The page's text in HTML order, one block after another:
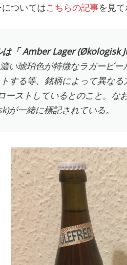
ついてはこちらの記事を見
は「 Amber Lager (Økologisk
い琥珀色が特徴なラガービ
する等、銘柄によって異な
ーストしているとのこと。な
が一緒に標記されている。